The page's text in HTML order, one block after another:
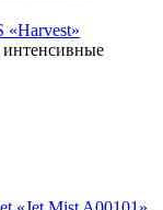
«Harvest»